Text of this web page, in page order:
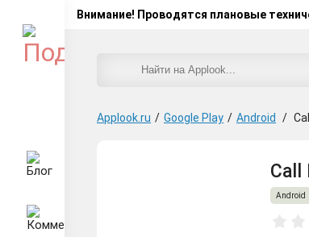
Внимание! Проводятся плановые
Applook.ru / Google Play / Android /
Call
Android